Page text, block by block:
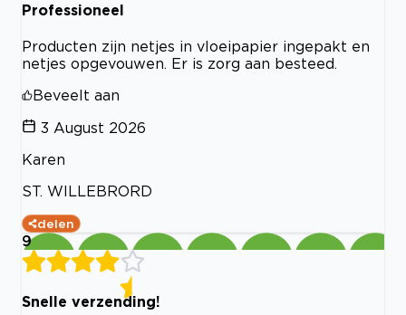
Professioneel
Producten zijn netjes in vloeipapier ingepakt en
netjes opgevouwen. Er is zorg aan besteed.
Beveelt aan
3 August 2026
Karen
ST. WILLEBRORD
delen
9
Snelle verzending!